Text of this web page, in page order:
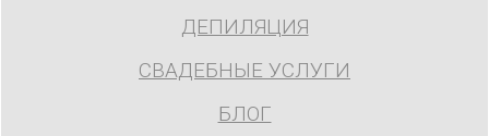
ДЕПИЛЯЦИЯ
СВАДЕБНЫЕ УСЛУГИ
БЛОГ